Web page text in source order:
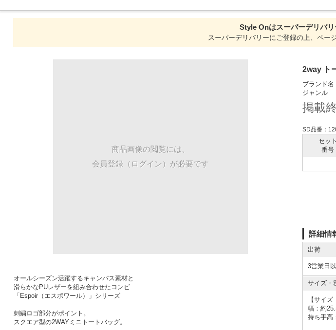
Style Onはスーパーデリバ
スーパーデリバリーにご登録の上、ペー
商品画像の閲覧には、
会員登録（ログイン）が必要です
オールシーズン活躍するキャンバス素材と
滑らかなPUレザーを組み合わせたコンビ
「Espoir（エスポワール）」シリーズ
刺繍ロゴ部分がポイント。
スクエア型の2WAYミニトートバッグ。
2way ト
ブランド名
ジャンル
掲載
SD品番：
セット
番号
詳細情
出荷
3営業日
サイズ・
【サイズ
幅：約
持ち手高